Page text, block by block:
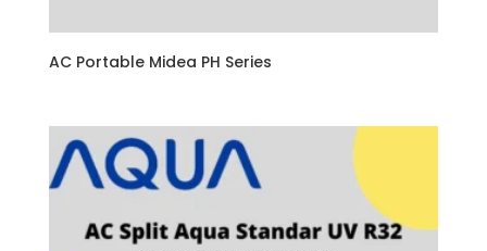
AC Portable Midea PH Series